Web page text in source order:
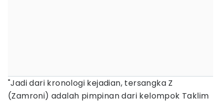
"Jadi dari kronologi kejadian, tersangka Z
(Zamroni) adalah pimpinan dari kelompok Taklim